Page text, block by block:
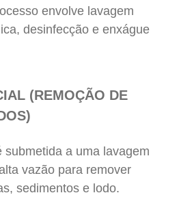
envolve lavagem
desinfecção e enxágue
(REMOÇÃO DE
submetida a uma lavagem
vazão para remover
sedimentos e lodo.